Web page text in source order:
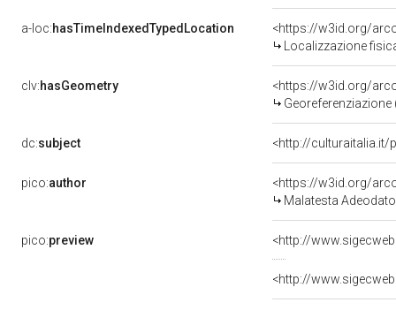
a-loc:hasTimeIndexedTypedLocation
<https://w3id.org/
Localizzazione
clv:hasGeometry
<https://w3id.org/
dc:subject <http://culturaitalia.it/
pico:author
<https://w3id.org/
Malatesta
pico:preview <http://
<http://